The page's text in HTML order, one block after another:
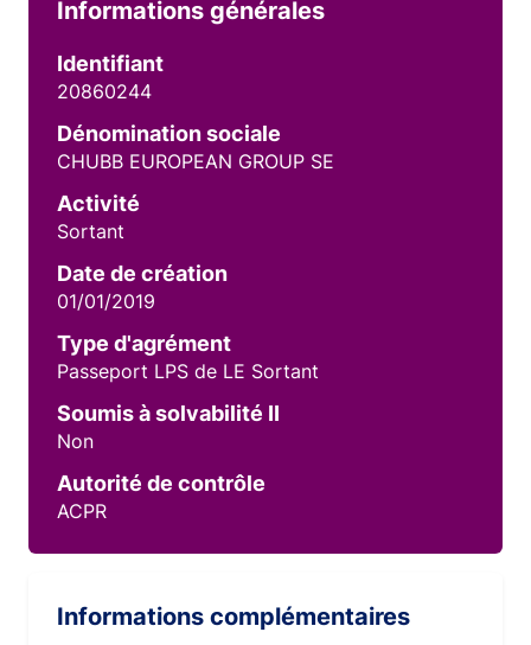
Informations générales
Identifiant
20860244
Dénomination sociale
CHUBB EUROPEAN GROUP SE
Activité
Sortant
Date de création
01/01/2019
Type d'agrément
Passeport LPS de LE Sortant
Soumis à solvabilité II
Non
Autorité de contrôle
ACPR
Informations complémentaires